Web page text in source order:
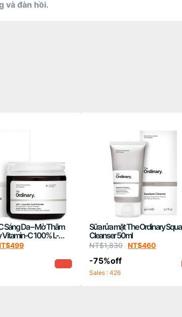
và đàn hồi.
Sáng Da – Mờ Thâm
Vitamin-C 100% L-
Powder 20gr
499
Sữa rửa mặt The Ordinary
Cleanser 50ml
NT$1,830 NT$460
-75%off
Sales : 426